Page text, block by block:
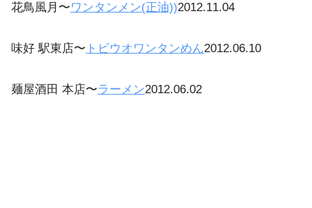
花鳥風月〜ワンタンメン(正油))2012.11.04
味好 駅東店〜 トビウオワンタンめん2012.06.10
麺屋酒田 本店〜ラーメン2012.06.02